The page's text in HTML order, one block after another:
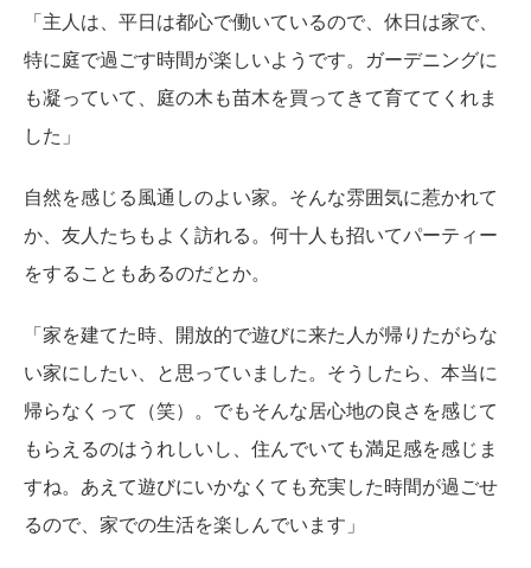
「主人は、平日は都心で働いているので、休日は家で、
特に庭で過ごす時間が楽しいようです。ガーデニングに
も凝っていて、庭の木も苗木を買ってきて育ててくれま
した」
自然を感じる風通しのよい家。そんな雰囲気に惹かれて
か、友人たちもよく訪れる。何十人も招いてパーティー
をすることもあるのだとか。
「家を建てた時、開放的で遊びに来た人が帰りたがらな
い家にしたい、と思っていました。そうしたら、本当に
帰らなくって（笑）。でもそんな居心地の良さを感じて
もらえるのはうれしいし、住んでいても満足感を感じま
すね。あえて遊びにいかなくても充実した時間が過ごせ
るので、家での生活を楽しんでいます」